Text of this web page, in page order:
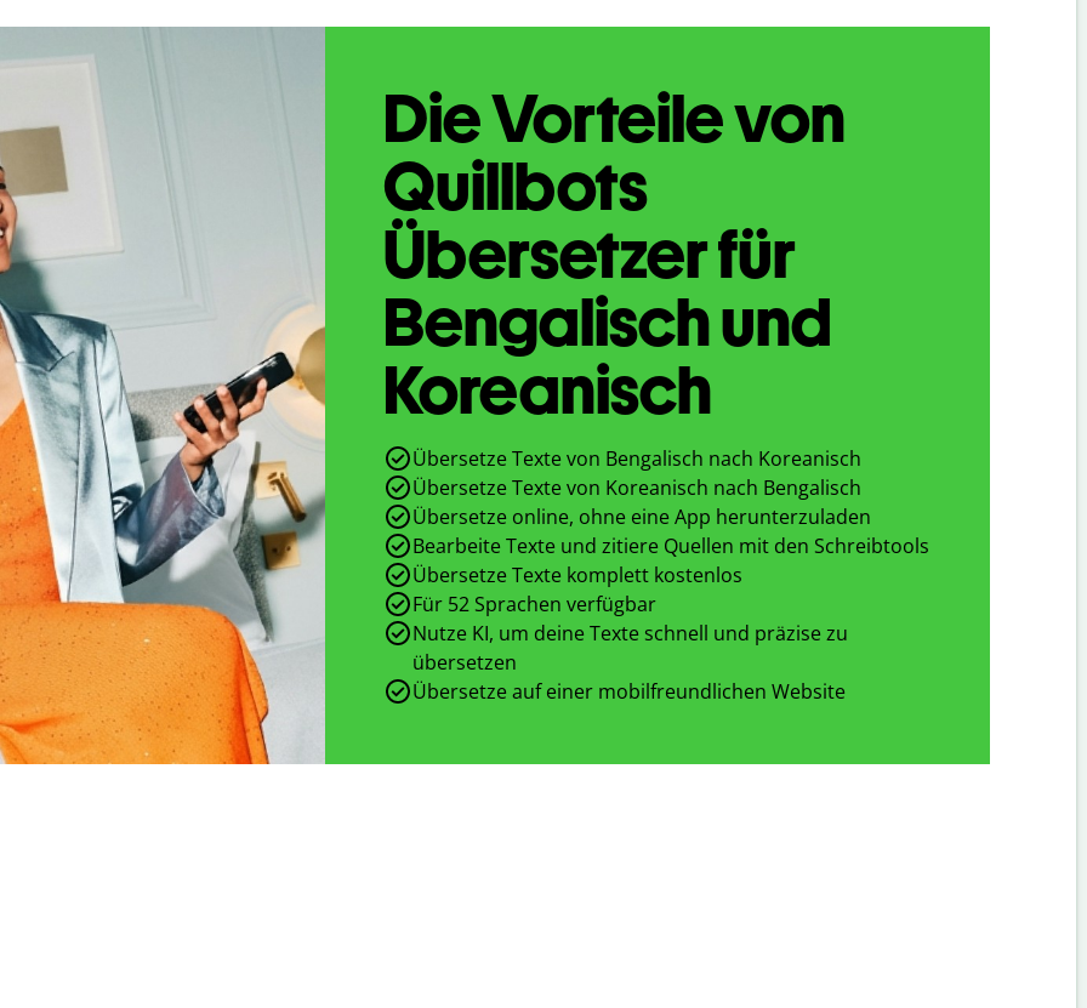
Die Vorteile von
Quillbots
Übersetzer für
Bengalisch und
Koreanisch
Übersetze Texte von Bengalisch nach Koreanisch
Übersetze Texte von Koreanisch nach Bengalisch
Übersetze online, ohne eine App herunterzuladen
Bearbeite Texte und zitiere Quellen mit den Schreibtools
Übersetze Texte komplett kostenlos
Für 52 Sprachen verfügbar
Nutze KI, um deine Texte schnell und präzise zu
übersetzen
Übersetze auf einer mobilfreundlichen Website